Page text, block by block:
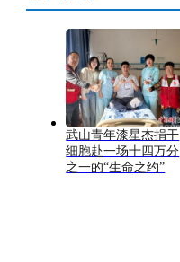
武山青年漆星杰捐干
细胞赴一场十四万分
之一的“生命之约”